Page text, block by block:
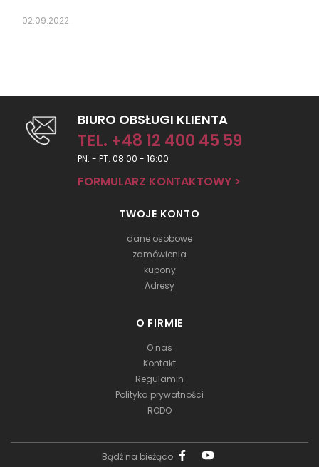
02.09.2022
BIURO OBSŁUGI KLIENTA
TEL. +48 12 400 45 59
PN. - PT. 08:00 - 16:00
FORMULARZ KONTAKTOWY >
TWOJE KONTO
dane osobowe
zamówienia
kupony
Adresy
O FIRMIE
O nas
Kontakt
Regulamin
Polityka prywatności
RODO
Bądź na bieżąco